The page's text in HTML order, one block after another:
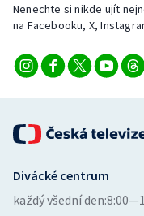
Nenechte si nikde ujít
na Facebooku, X,
Divácké centrum
každý všední den: